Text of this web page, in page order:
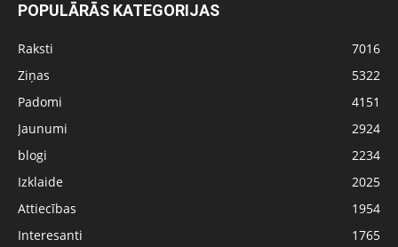
POPULĀRĀS KATEGORIJAS
Raksti
7016
Ziņas
5322
Padomi
4151
Jaunumi
2924
blogi
2234
Izklaide
2025
Attiecības
1954
Interesanti
1765